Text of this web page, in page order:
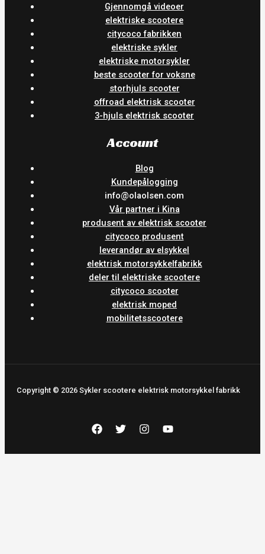
Gjennomgå videoer
elektriske scootere
citycoco fabrikken
elektriske sykler
elektriske motorsykler
beste scooter for voksne
storhjuls scooter
offroad elektrisk scooter
3-hjuls elektrisk scooter
Account
Blog
Kundepålogging
info@olaolsen.com
Vår partner i Kina
produsent av elektrisk scooter
citycoco produsent
leverandør av elsykkel
elektrisk motorsykkelfabrikk
deler til elektriske scootere
citycoco scooter
elektrisk moped
mobilitetsscootere
Copyright © 2026 Sykler scootere elektrisk motorsykkel fabrikk